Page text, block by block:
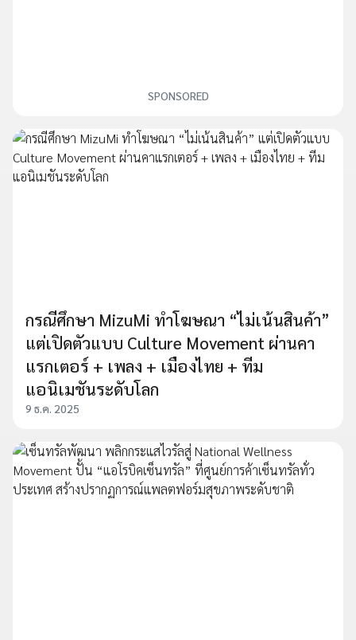
SPONSORED
กรณีศึกษา MizuMi ทำโฆษณา “ไม่เน้นสินค้า”
แต่เปิดตัวแบบ Culture Movement ผ่านคา
แรกเตอร์ + เพลง + เมืองไทย + ทีม
แอนิเมชันระดับโลก
9 ธ.ค. 2025